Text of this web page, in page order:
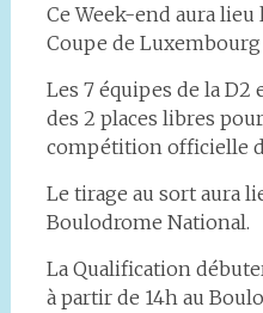
Ce Week-end aura
Coupe de Luxembourg
Les 7 équipes de la D2
des 2 places libres
compétition officielle
Le tirage au sort aura
Boulodrome National.
La Qualification
à partir de 14h au